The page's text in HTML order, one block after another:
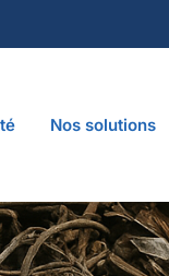
Nos solutions